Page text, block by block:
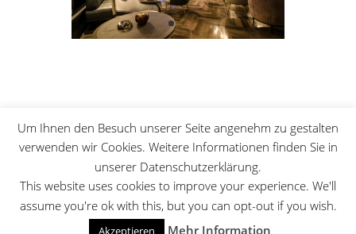
© 2025 Elektro Müller GmbH, A-6500 Landeck,
Um Ihnen den Besuch unserer Seite angenehm zu gestalten
verwenden wir Cookies. Weitere Informationen finden Sie in
unserer Datenschutzerklärung.
This website uses cookies to improve your experience. We'll
assume you're ok with this, but you can opt-out if you wish.
Akzeptieren Mehr Information